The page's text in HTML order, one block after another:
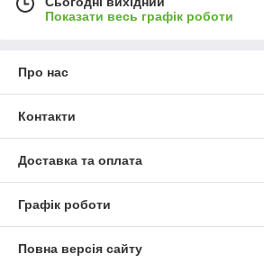
Показати весь графік роботи
Про нас
Контакти
Доставка та оплата
Графік роботи
Повна версія сайту